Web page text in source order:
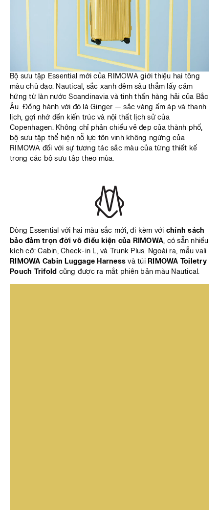
Bộ sưu tập Essential mới của RIMOWA giới thiệu hai tông
màu chủ đạo: Nautical, sắc xanh đêm sâu thẳm lấy cảm
hứng từ làn nước Scandinavia và tinh thần hàng hải của Bắc
Âu. Đồng hành với đó là Ginger — sắc vàng ấm áp và thanh
lịch, gợi nhớ đến kiến trúc và nội thất lịch sử của
Copenhagen. Không chỉ phản chiếu vẻ đẹp của thành phố,
bộ sưu tập thể hiện nỗ lực tôn vinh không ngừng của
RIMOWA đối với sự tương tác sắc màu của từng thiết kế
trong các bộ sưu tập theo mùa.
Dòng Essential với hai màu sắc mới, đi kèm với chính sách
bảo đảm trọn đời vô điều kiện của RIMOWA, có sẵn nhiều
kích cỡ: Cabin, Check-in L, và Trunk Plus. Ngoài ra, mẫu vali
RIMOWA Cabin Luggage Harness và túiRIMOWA Toiletry
Pouch Trifold cũng được ra mắt phiên bản màu Nautical.